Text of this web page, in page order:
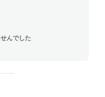
んでした